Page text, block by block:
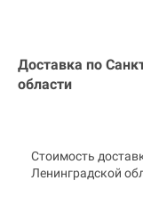
Доставка по
области
Стоимость
Ленинградской